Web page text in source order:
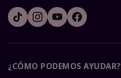
¿CÓMO PODEMOS AYUDAR?